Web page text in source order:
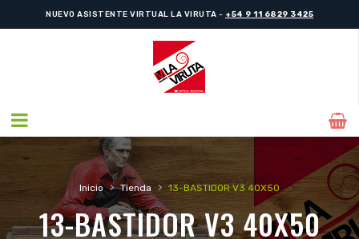
NUEVO ASISTENTE VIRTUAL LA VIRUTA - +54 9 11 6829 3425
Inicio › Tienda › 13-BASTIDOR V3 40X50
13-BASTIDOR V3 40X50